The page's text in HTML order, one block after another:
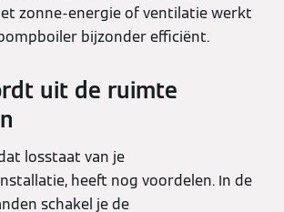
zonne-energie of ventilatie werkt
bijzonder efficiënt.
uit de ruimte
losstaat van je
heeft nog voordelen. In de
schakel je de